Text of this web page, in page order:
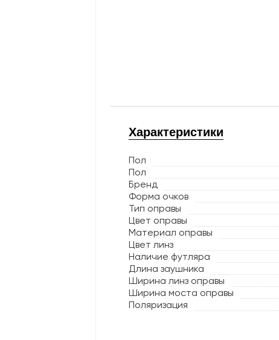
Характеристики
Пол
Пол
Бренд
Форма очков
Тип оправы
Цвет оправы
Материал оправы
Цвет линз
Наличие футляра
Длина заушника
Ширина линз оправы
Ширина моста оправы
Поляризация